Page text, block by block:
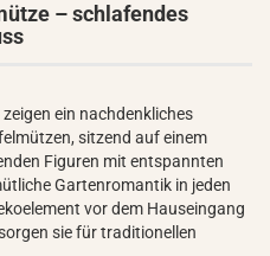
– schlafendes
zeigen ein nachdenkliches
sitzend auf einem
Figuren mit entspannten
Gartenromantik in jeden
vor dem Hauseingang
sie für traditionellen